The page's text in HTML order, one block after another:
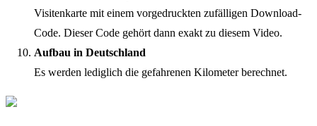
Visitenkarte mit einem vorgedruckten zufälligen Download-
Code. Dieser Code gehört dann exakt zu diesem Video.
Aufbau in Deutschland
Es werden lediglich die gefahrenen Kilometer berechnet.